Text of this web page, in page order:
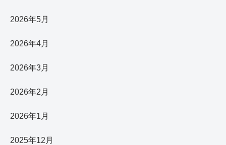
2026年5月
2026年4月
2026年3月
2026年2月
2026年1月
2025年12月